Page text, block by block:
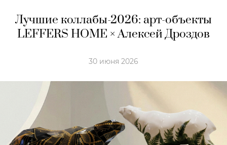
Лучшие коллабы-2026: арт-объекты
LEFFERS HOME × Алексей Дроздов
30 июня 2026